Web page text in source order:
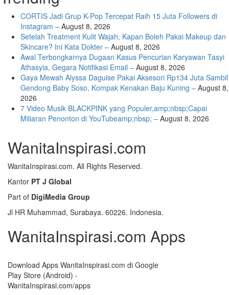
CORTIS Jadi Grup K-Pop Tercepat Raih 15 Juta Followers di
Instagram – August 8, 2026
Setelah Treatment Kulit Wajah, Kapan Boleh Pakai Makeup dan
Skincare? Ini Kata Dokter – August 8, 2026
Awal Terbongkarnya Dugaan Kasus Pencurian Karyawan Tasyi
Athasyia, Gegara Notifikasi Email – August 8, 2026
Gaya Mewah Alyssa Daguise Pakai Aksesori Rp134 Juta Sambil
Gendong Baby Soso, Kompak Kenakan Baju Kuning – August 8,
2026
7 Video Musik BLACKPINK yang Populer,amp;nbsp;Capai
Miliaran Penonton di YouTubeamp;nbsp; – August 8, 2026
WanitaInspirasi.com
WanitaInspirasi.com. All Rights Reserved.
Kantor PT J Global
Part of DigiMedia Group
Jl HR Muhammad, Surabaya. 60226. Indonesia.
WanitaInspirasi.com Apps
Download Apps WanitaInspirasi.com di Google
Play Store (Android) -
WanitaInspirasi.com/apps